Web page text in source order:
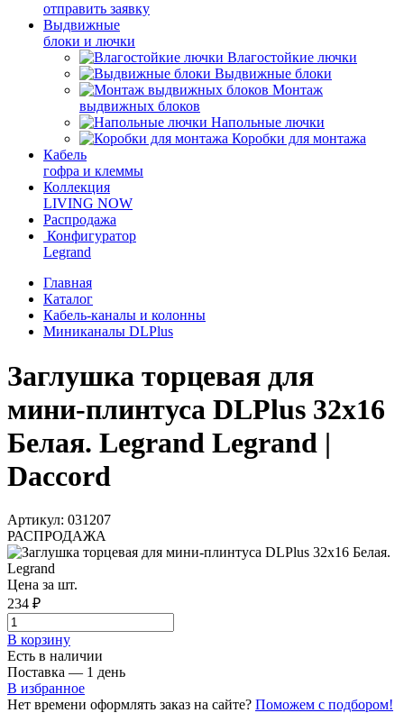
отправить заявку
Выдвижные
блоки и лючки
Влагостойкие лючки
Выдвижные блоки
Монтаж
выдвижных блоков
Напольные лючки
Коробки для монтажа
Кабель
гофра и клеммы
Коллекция
LIVING NOW
Распродажа
Конфигуратор
Legrand
Главная
Каталог
Кабель-каналы и колонны
Миниканалы DLPlus
Заглушка торцевая для
мини-плинтуса DLPlus 32x16
Белая. Legrand Legrand |
Daccord
Артикул: 031207
РАСПРОДАЖА
Цена за шт.
234 ₽
В корзинy
Есть в наличии
Поставка — 1 день
В избранное
Нет времени оформлять заказ на сайте? Поможем с подбором!